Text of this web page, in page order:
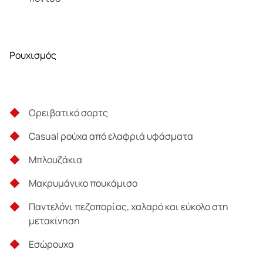
Ρουχισμός
Ορειβατικό σορτς
Casual ρούχα από ελαφριά υφάσματα
Μπλουζάκια
Μακρυμάνικο πουκάμισο
Παντελόνι πεζοπορίας, χαλαρό και εύκολο στη
μετακίνηση
Εσώρουχα